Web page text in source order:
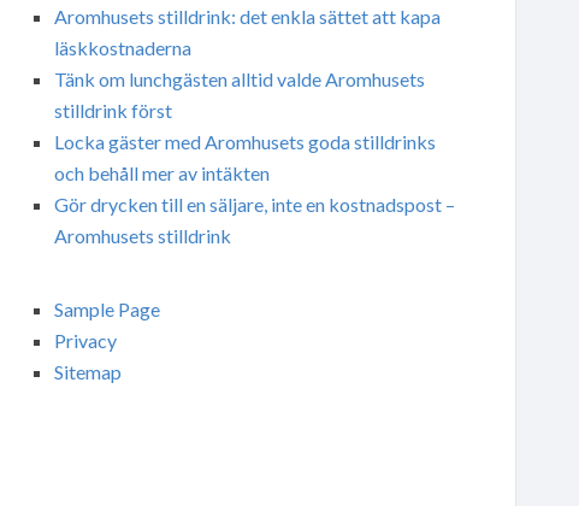
Aromhusets stilldrink: det enkla sättet att kapa
läskkostnaderna
Tänk om lunchgästen alltid valde Aromhusets
stilldrink först
Locka gäster med Aromhusets goda stilldrinks
och behåll mer av intäkten
Gör drycken till en säljare, inte en kostnadspost –
Aromhusets stilldrink
Sample Page
Privacy
Sitemap